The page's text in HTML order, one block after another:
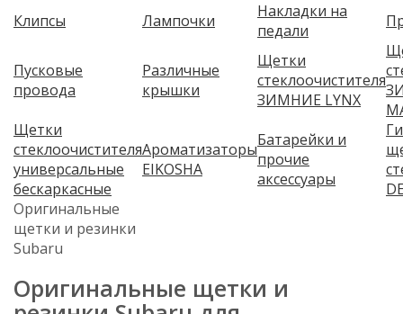
Клипсы Лампочки
Накладки на
педали
Пусковые
провода
Различные
крышки
Щетки
стеклоочистителя
ЗИМНИЕ LYNX
Щетки
стеклоочистителя
универсальные
бескаркасные
Ароматизаторы
EIKOSHA
Батарейки и
прочие
аксессуары
Оригинальные
щетки и резинки
Subaru
Оригинальные щетки и